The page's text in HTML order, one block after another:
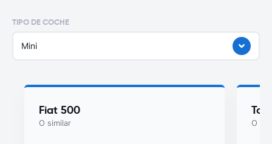
TIPO DE COCHE
Mini
Fiat 500
O similar O